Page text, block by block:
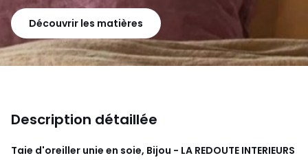
Découvrir les matières
Description détaillée
Taie d'oreiller unie en soie, Bijou - LA REDOUTE INTERIEURS